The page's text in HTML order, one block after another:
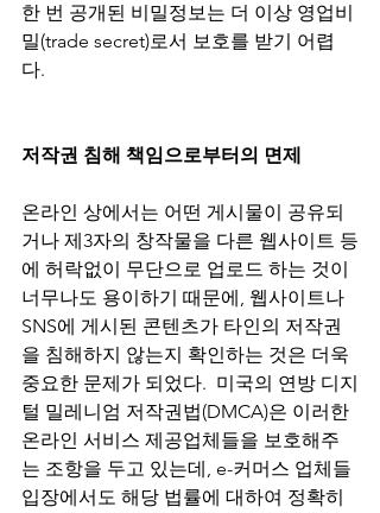
한 번 공개된 비밀정보는 더 이상 영업비
밀(trade secret)로서 보호를 받기 어렵
다.
저작권 침해 책임으로부터의 면제
온라인 상에서는 어떤 게시물이 공유되
거나 제3자의 창작물을 다른 웹사이트 등
에 허락없이 무단으로 업로드 하는 것이
너무나도 용이하기 때문에, 웹사이트나
SNS에 게시된 콘텐츠가 타인의 저작권
을 침해하지 않는지 확인하는 것은 더욱
중요한 문제가 되었다.  미국의 연방 디지
털 밀레니엄 저작권법(DMCA)은 이러한
온라인 서비스 제공업체들을 보호해주
는 조항을 두고 있는데, e-커머스 업체들
입장에서도 해당 법률에 대하여 정확히